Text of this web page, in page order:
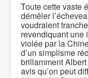
Toute cette vaste
démêler
voudraient
revendiquant une
violée par la
d’un simplisme
brillamment
avis qu’on peut